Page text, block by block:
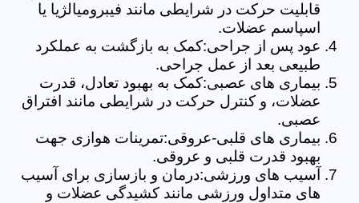
قابلیت حرکت در شرایطی مانند فیبرومیالژیا یا
اسپاسم عضلات.
عود پس از جراحی:کمک به بازگشت به عملکرد
طبیعی بعد از عمل جراحی.
بیماری های عصبی:کمک به بهبود تعادل، قدرت
عضلات، و کنترل حرکت در شرایطی مانند افتراق
عصبی.
بیماری های قلبی-عروقی:تمرینات هوازی جهت
بهبود قدرت قلبی و عروقی.
آسیب های ورزشی:درمان و بازسازی برای آسیب
های متداول ورزشی مانند کشیدگی عضلات و